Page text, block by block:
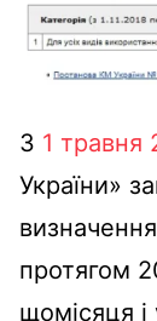
З 1 травня
України»
протягом
щомісяця і